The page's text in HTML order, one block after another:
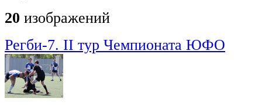
20 изображений
Регби-7. II тур Чемпионата ЮФО